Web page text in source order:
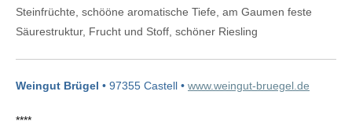
Steinfrüchte, schööne aromatische Tiefe, am Gaumen feste
Säurestruktur, Frucht und Stoff, schöner Riesling
Weingut Brügel • 97355 Castell • www.weingut-bruegel.de
****